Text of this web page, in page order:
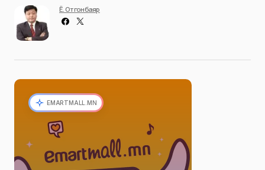
Ё. Отгонбаяр
EMARTMALL.MN